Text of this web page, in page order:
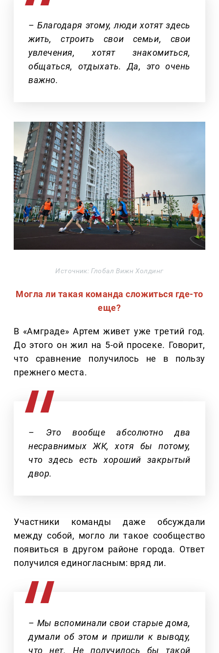
– Благодаря этому, люди хотят здесь
жить, строить свои семьи, свои
увлечения, хотят знакомиться,
общаться, отдыхать. Да, это очень
важно.
Источник: Глобал Вижн Холдинг
Могла ли такая команда сложиться где-то
еще?
В «Амграде» Артем живет уже третий год.
До этого он жил на 5-ой просеке. Говорит,
что сравнение получилось не в пользу
прежнего места.
– Это вообще абсолютно два
несравнимых ЖК, хотя бы потому,
что здесь есть хороший закрытый
двор.
Участники команды даже обсуждали
между собой, могло ли такое сообщество
появиться в другом районе города. Ответ
получился единогласным: вряд ли.
– Мы вспоминали свои старые дома,
думали об этом и пришли к выводу,
что нет. Не получилось бы такой